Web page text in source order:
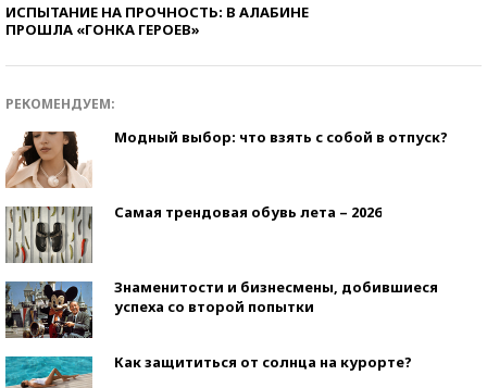
ИСПЫТАНИЕ НА ПРОЧНОСТЬ: В АЛАБИНЕ
ПРОШЛА «ГОНКА ГЕРОЕВ»
РЕКОМЕНДУЕМ:
Модный выбор: что взять с собой в отпуск?
Самая трендовая обувь лета – 2026
Знаменитости и бизнесмены, добившиеся
успеха со второй попытки
Как защититься от солнца на курорте?